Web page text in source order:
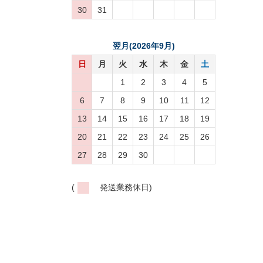
30 31
翌月(2026年9月)
日
月 火 水 木 金
土
1
2 3 4
5
6
7 8 9 10 11
12
13
14 15 16 17 18
19
20
21 22 23 24 25
26
27
28 29 30
( 発送業務休日)